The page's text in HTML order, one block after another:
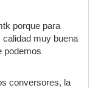
porque para
muy buena
podemos
conversores, la